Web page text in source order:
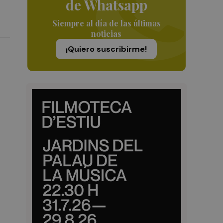
de Whatsapp
Siempre al día de las últimas
noticias
¡Quiero suscribirme!